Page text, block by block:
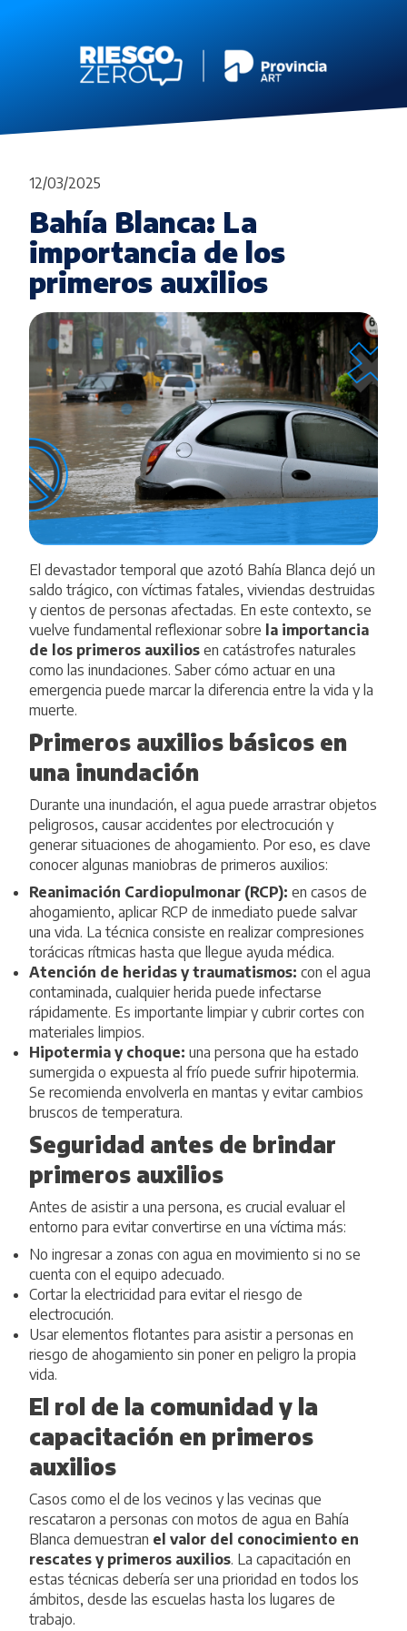
12/03/2025
Bahía Blanca: La
importancia de los
primeros auxilios
El devastador temporal que azotó Bahía Blanca dejó un
saldo trágico, con víctimas fatales, viviendas destruidas
y cientos de personas afectadas. En este contexto, se
vuelve fundamental reflexionar sobre la importancia
de los primeros auxilios en catástrofes naturales
como las inundaciones. Saber cómo actuar en una
emergencia puede marcar la diferencia entre la vida y la
muerte.
Primeros auxilios básicos en
una inundación
Durante una inundación, el agua puede arrastrar objetos
peligrosos, causar accidentes por electrocución y
generar situaciones de ahogamiento. Por eso, es clave
conocer algunas maniobras de primeros auxilios:
Reanimación Cardiopulmonar (RCP): en casos de
ahogamiento, aplicar RCP de inmediato puede salvar
una vida. La técnica consiste en realizar compresiones
torácicas rítmicas hasta que llegue ayuda médica.
Atención de heridas y traumatismos: con el agua
contaminada, cualquier herida puede infectarse
rápidamente. Es importante limpiar y cubrir cortes con
materiales limpios.
Hipotermia y choque: una persona que ha estado
sumergida o expuesta al frío puede sufrir hipotermia.
Se recomienda envolverla en mantas y evitar cambios
bruscos de temperatura.
Seguridad antes de brindar
primeros auxilios
Antes de asistir a una persona, es crucial evaluar el
entorno para evitar convertirse en una víctima más:
No ingresar a zonas con agua en movimiento si no se
cuenta con el equipo adecuado.
Cortar la electricidad para evitar el riesgo de
electrocución.
Usar elementos flotantes para asistir a personas en
riesgo de ahogamiento sin poner en peligro la propia
vida.
El rol de la comunidad y la
capacitación en primeros
auxilios
Casos como el de los vecinos y las vecinas que
rescataron a personas con motos de agua en Bahía
Blanca demuestran el valor del conocimiento en
rescates y primeros auxilios. La capacitación en
estas técnicas debería ser una prioridad en todos los
ámbitos, desde las escuelas hasta los lugares de
trabajo.